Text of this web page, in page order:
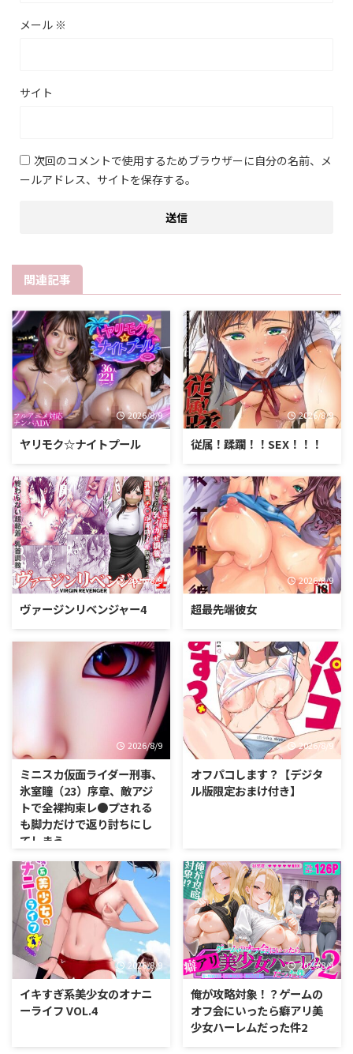
メール ※
サイト
次回のコメントで使用するためブラウザーに自分の名前、メ
ールアドレス、サイトを保存する。
関連記事
2026/8/9
ヤリモク☆ナイトプール
2026/8/9
従属！蹂躙！！SEX！！！
2026/8/9
ヴァージンリベンジャー4
2026/8/9
超最先端彼女
2026/8/9
ミニスカ仮面ライダー刑事、
氷室瞳（23）序章、敵アジ
トで全裸拘束レ●プされる
も脚力だけで返り討ちにし
てしまう
2026/8/9
オフパコします？【デジタ
ル版限定おまけ付き】
2026/8/9
イキすぎ系美少女のオナニ
ーライフ VOL.4
2026/8/9
俺が攻略対象！？ゲームの
オフ会にいったら癖アリ美
少女ハーレムだった件2